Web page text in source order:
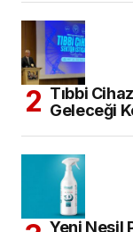
Tıbbi
Geleceği
Yeni Nesil